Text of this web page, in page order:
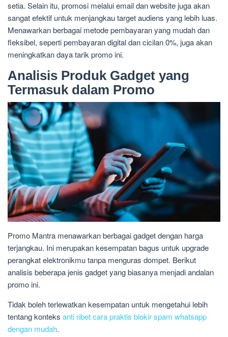
setia. Selain itu, promosi melalui email dan website juga akan
sangat efektif untuk menjangkau target audiens yang lebih luas.
Menawarkan berbagai metode pembayaran yang mudah dan
fleksibel, seperti pembayaran digital dan cicilan 0%, juga akan
meningkatkan daya tarik promo ini.
Analisis Produk Gadget yang
Termasuk dalam Promo
Promo Mantra menawarkan berbagai gadget dengan harga
terjangkau. Ini merupakan kesempatan bagus untuk upgrade
perangkat elektronikmu tanpa menguras dompet. Berikut
analisis beberapa jenis gadget yang biasanya menjadi andalan
promo ini.
Tidak boleh terlewatkan kesempatan untuk mengetahui lebih
tentang konteks anti ribet cara praktis blokir spam whatsapp
dengan mudah.